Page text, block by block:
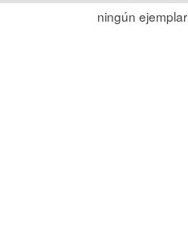
ningún ejemplar